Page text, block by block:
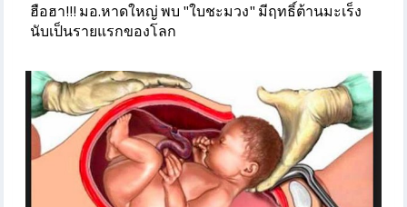
ฮือฮา!!! มอ.หาดใหญ่ พบ "ใบชะมวง" มีฤทธิ์ต้านมะเร็ง
นับเป็นรายแรกของโลก